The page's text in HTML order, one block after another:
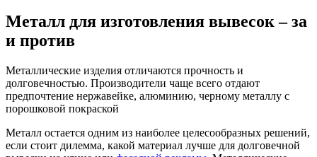
Металл для изготовления вывесок – за
и против
Металлические изделия отличаются прочность и
долговечностью. Производители чаще всего отдают
предпочтение нержавейке, алюминию, черному металлу с
порошковой покраской
Металл остается одним из наиболее целесообразных решений,
если стоит дилемма, какой материал лучше для долговечной